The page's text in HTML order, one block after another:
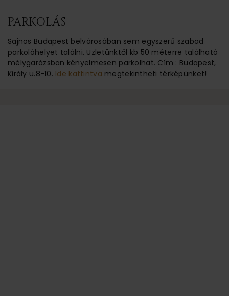
PARKOLÁS
Sajnos Budapest belvárosában sem egyszerű szabad
parkolóhelyet találni. Üzletünktől kb 50 méterre található
mélygarázsban kényelmesen parkolhat. Cím : Budapest,
Király u.8-10. Ide kattintva megtekintheti térképünket!